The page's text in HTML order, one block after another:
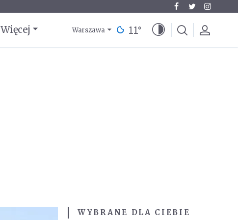
Więcej Warszawa 11°
WYBRANE DLA CIEBIE